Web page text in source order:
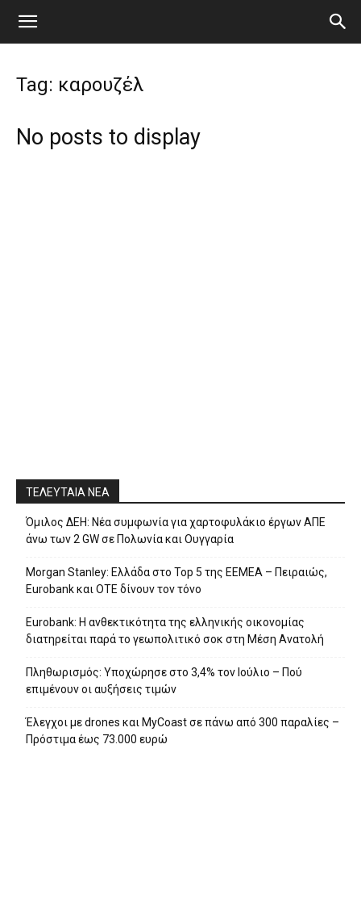
Tag: καρουζέλ
No posts to display
ΤΕΛΕΥΤΑΙΑ ΝΕΑ
Όμιλος ΔΕΗ: Νέα συμφωνία για χαρτοφυλάκιο έργων ΑΠΕ
άνω των 2 GW σε Πολωνία και Ουγγαρία
Morgan Stanley: Ελλάδα στο Top 5 της EEMEA – Πειραιώς,
Eurobank και ΟΤΕ δίνουν τον τόνο
Eurobank: Η ανθεκτικότητα της ελληνικής οικονομίας
διατηρείται παρά το γεωπολιτικό σοκ στη Μέση Ανατολή
Πληθωρισμός: Υποχώρησε στο 3,4% τον Ιούλιο – Πού
επιμένουν οι αυξήσεις τιμών
Έλεγχοι με drones και MyCoast σε πάνω από 300 παραλίες –
Πρόστιμα έως 73.000 ευρώ